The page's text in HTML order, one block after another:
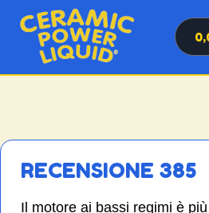
RECENSIONE 385
Il motore ai bassi regimi è